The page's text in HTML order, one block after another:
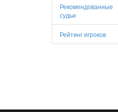
Рекомендованные
судьи
Рейтинг игроков